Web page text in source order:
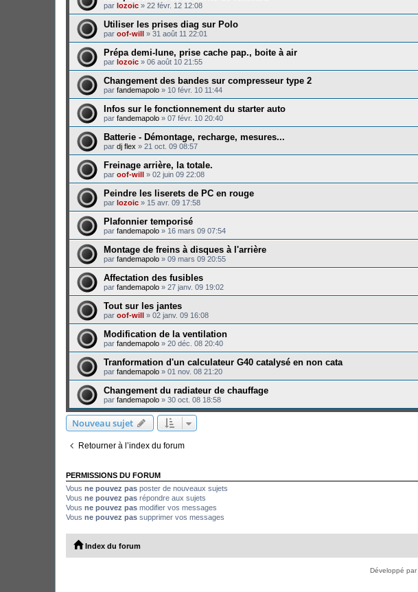
par lozoic » 22 févr. 12 12:08
Utiliser les prises diag sur Polo
par oof-will » 31 août 11 22:01
Prépa demi-lune, prise cache pap., boite à air
par lozoic » 06 août 10 21:55
Changement des bandes sur compresseur type 2
par fandemapolo » 10 févr. 10 11:44
Infos sur le fonctionnement du starter auto
par fandemapolo » 07 févr. 10 20:40
Batterie - Démontage, recharge, mesures...
par dj flex » 21 oct. 09 08:57
Freinage arrière, la totale.
par oof-will » 02 juin 09 22:08
Peindre les liserets de PC en rouge
par lozoic » 15 avr. 09 17:58
Plafonnier temporisé
par fandemapolo » 16 mars 09 07:54
Montage de freins à disques à l'arrière
par fandemapolo » 09 mars 09 20:55
Affectation des fusibles
par fandemapolo » 27 janv. 09 19:02
Tout sur les jantes
par oof-will » 02 janv. 09 16:08
Modification de la ventilation
par fandemapolo » 20 déc. 08 20:40
Tranformation d'un calculateur G40 catalysé en non cata
par fandemapolo » 01 nov. 08 21:20
Changement du radiateur de chauffage
par fandemapolo » 30 oct. 08 18:58
Nouveau sujet
Retourner à l’index du forum
PERMISSIONS DU FORUM
Vous ne pouvez pas poster de nouveaux sujets
Vous ne pouvez pas répondre aux sujets
Vous ne pouvez pas modifier vos messages
Vous ne pouvez pas supprimer vos messages
Index du forum
Développé par